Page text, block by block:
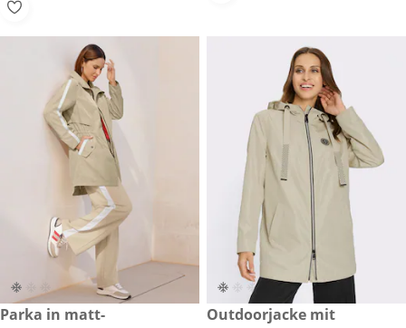
reduzierter Preis € 49,99, vorheriger Preis: € 99,99
-50 %
Parka in matt-
reduzierter Preis € 49,99,
-50 %
Outdoorjacke mit